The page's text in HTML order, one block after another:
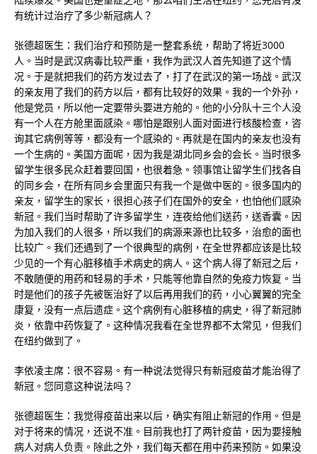
有统计过治疗了多少新冠病人？
张德超医生：我们治疗和预防是一整套系统，帮助了将近3000
人。当时是武汉病毒比较严重，我作为武汉人首先知道了这个情
况。于是就把我们的药方发过去了，打了在武汉的第一场战。武汉
的亲友用了我们的药方以后，都有比较好的效果。我的一个外孙，
他是党员，所以他一定要带头要进方舱的。他的小分队十三个人没
有一个人在方舱里面感染。哪怕是跟别人面对面进行核酸检查，咨
询其它病例等等，都没有一个感染的。再就是在国内的亲友也没有
一个生病的。美国方面呢，因为我是湖北同乡会的会长。当时很多
留学生很多民众赶着要回国，也很着急。领事馆让留学生们找各自
的同乡会，在所有同乡会里面只有我一个是做中医的。很多国内的
亲友，留学生的家长，很担心孩子们在国外的安全，也怕他们感染
新冠。我们当时帮助了许多留学生，连夜给他们送药，送香囊。因
为加入我们的人很多，所以我们的病源来源也比较多，治愈的面也
比较广。我们还遇到了一个很典型的病例，在全世界都应该是比较
少见的一个有心脏移植手术病史的病人。这个病人得了新冠之后，
不敢随便的用药和轻易的手术，只能等他靠自然的免疫力恢复。当
时是他们的孩子先被医治好了以后再用我们的药，小心翼翼的完全
康复，没有一点后遗症。这个病例有心脏移植的病史，得了新冠肺
炎，依靠中药恢复了。这种情况我看在全世界都不太常见，但我们
在纽约做到了。
李依凌主席：很不容易。有一种说法觉得只有新冠疫苗才能治得了
新冠。您同意这种说法吗？
张德超医生：我觉得疫苗出来以后，确实有阻止新冠的作用。但是
对于将来的情况，还说不准。目前我也打了两针疫苗，因为要接触
病人对病人负责。除此之外，我们每天都在用中药来预防。如果没